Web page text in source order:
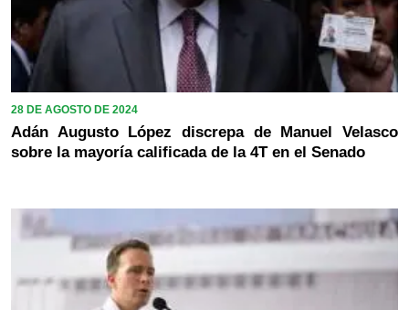
28 DE AGOSTO DE 2024
Adán Augusto López discrepa de Manuel Velasco
sobre la mayoría calificada de la 4T en el Senado